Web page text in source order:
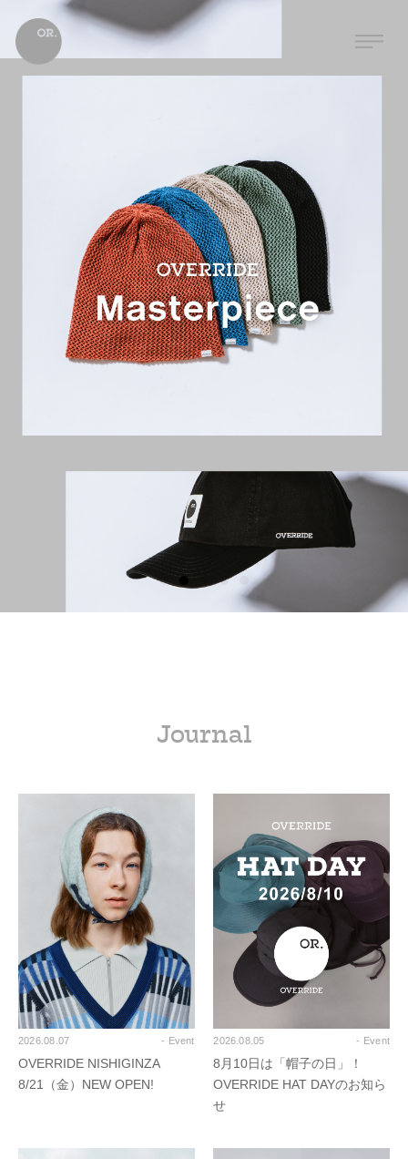
Journal
2026.08.07 - Event
OVERRIDE NISHIGINZA
8/21（金）NEW OPEN!
2026.08.05 - Event
8月10日は「帽子の日」！
OVERRIDE HAT DAYのお知ら
せ